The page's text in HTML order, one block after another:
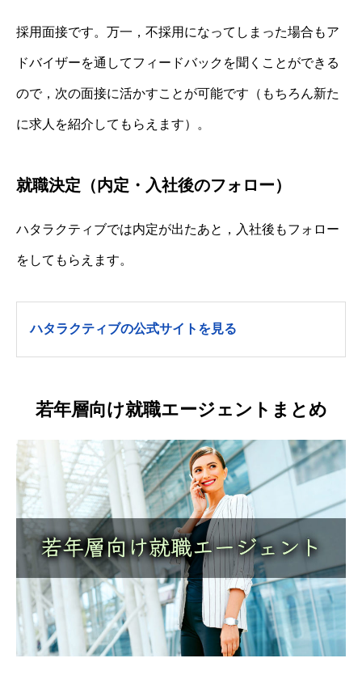
採用面接です。万一，不採用になってしまった場合もア
ドバイザーを通してフィードバックを聞くことができる
ので，次の面接に活かすことが可能です（もちろん新た
に求人を紹介してもらえます）。
就職決定（内定・入社後のフォロー）
ハタラクティブでは内定が出たあと，入社後もフォロー
をしてもらえます。
ハタラクティブの公式サイトを見る
若年層向け就職エージェントまとめ